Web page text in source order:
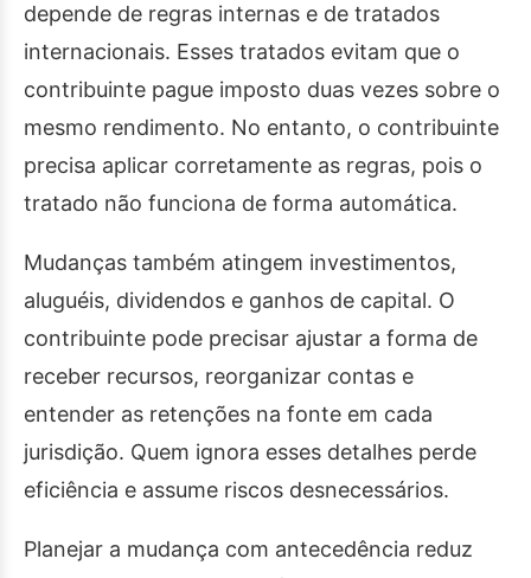
depende de regras internas e de tratados
internacionais. Esses tratados evitam que o
contribuinte pague imposto duas vezes sobre o
mesmo rendimento. No entanto, o contribuinte
precisa aplicar corretamente as regras, pois o
tratado não funciona de forma automática.
Mudanças também atingem investimentos,
aluguéis, dividendos e ganhos de capital. O
contribuinte pode precisar ajustar a forma de
receber recursos, reorganizar contas e
entender as retenções na fonte em cada
jurisdição. Quem ignora esses detalhes perde
eficiência e assume riscos desnecessários.
Planejar a mudança com antecedência reduz